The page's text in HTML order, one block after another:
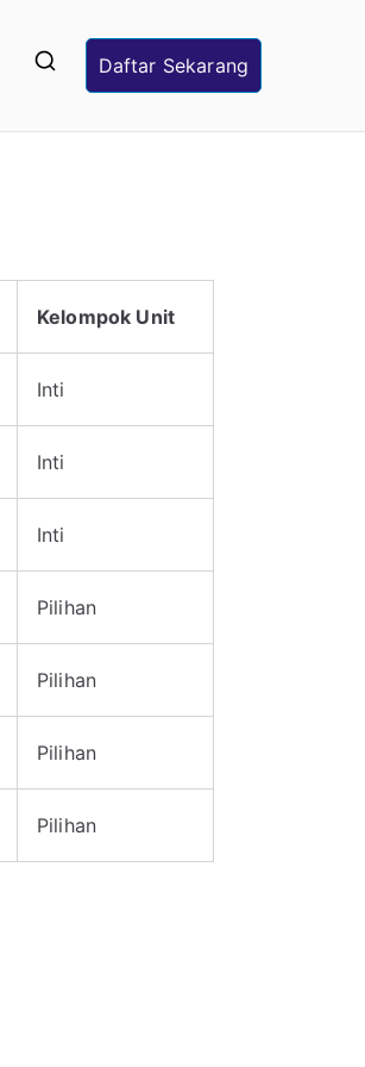
Daftar Sekarang
Kelompok Unit
Inti
Inti
Inti
Pilihan
Pilihan
Pilihan
Pilihan